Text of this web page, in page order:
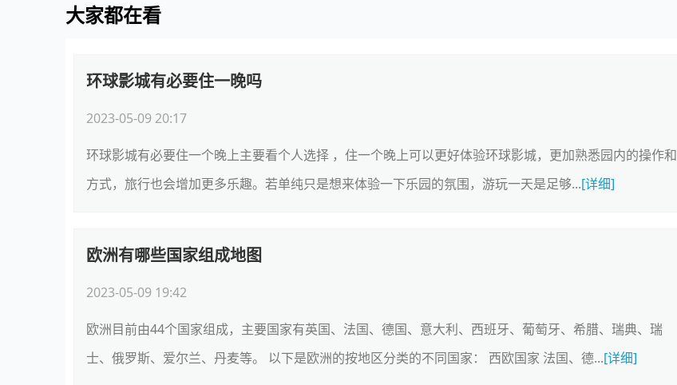
大家都在看
环球影城有必要住一晚吗
2023-05-09 20:17
环球影城有必要住一个晚上主要看个人选择 ，住一个晚上可以更好体验环球影城，更加熟悉园内的操作和
方式，旅行也会增加更多乐趣。若单纯只是想来体验一下乐园的氛围，游玩一天是足够...[详细]
欧洲有哪些国家组成地图
2023-05-09 19:42
欧洲目前由44个国家组成，主要国家有英国、法国、德国、意大利、西班牙、葡萄牙、希腊、瑞典、瑞
士、俄罗斯、爱尔兰、丹麦等。 以下是欧洲的按地区分类的不同国家： 西欧国家 法国、德...[详细]